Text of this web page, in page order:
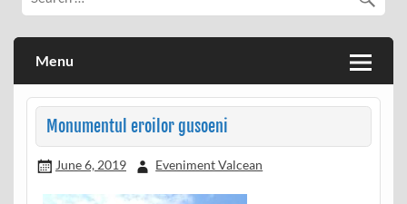
Menu
Monumentul eroilor gusoeni
June 6, 2019 Eveniment Valcean